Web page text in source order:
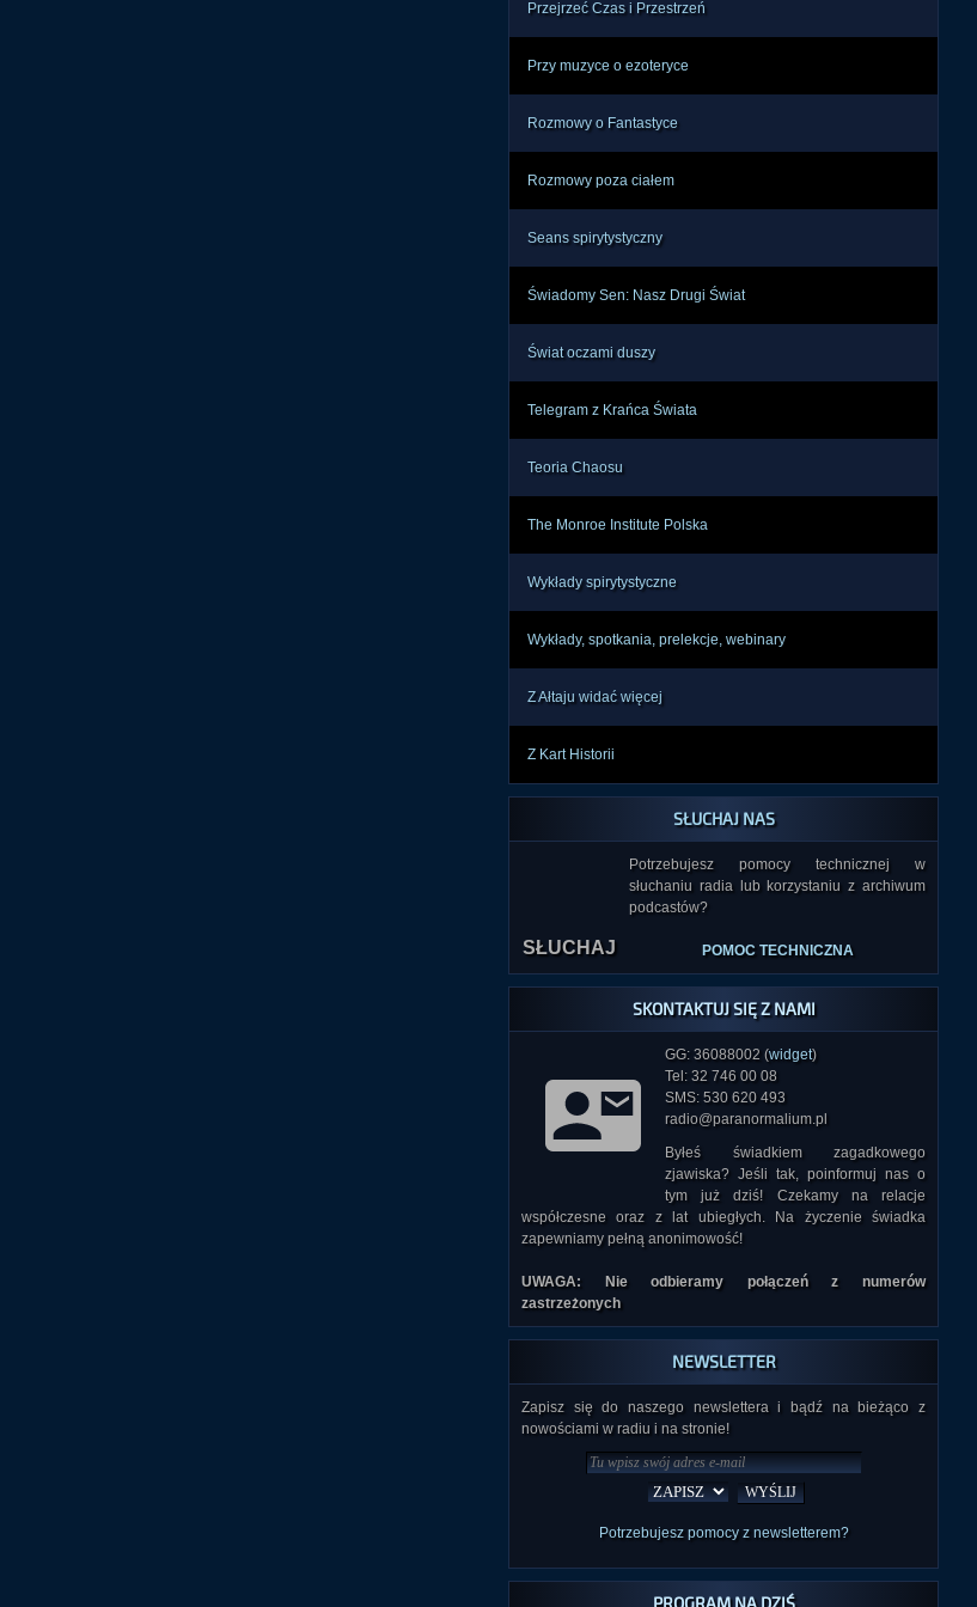
Przejrzeć Czas i Przestrzeń
Przy muzyce o ezoteryce
Rozmowy o Fantastyce
Rozmowy poza ciałem
Seans spirytystyczny
Świadomy Sen: Nasz Drugi Świat
Świat oczami duszy
Telegram z Krańca Świata
Teoria Chaosu
The Monroe Institute Polska
Wykłady spirytystyczne
Wykłady, spotkania, prelekcje, webinary
Z Ałtaju widać więcej
Z Kart Historii
SŁUCHAJ NAS
SŁUCHAJ
Potrzebujesz pomocy technicznej w
słuchaniu radia lub korzystaniu z archiwum
podcastów?
POMOC TECHNICZNA
SKONTAKTUJ SIĘ Z NAMI
GG: 36088002 (widget)
Tel: 32 746 00 08
SMS: 530 620 493
radio@paranormalium.pl
Byłeś świadkiem zagadkowego
zjawiska? Jeśli tak, poinformuj nas o
tym już dziś! Czekamy na relacje
współczesne oraz z lat ubiegłych. Na życzenie świadka
zapewniamy pełną anonimowość!
UWAGA: Nie odbieramy połączeń z numerów
zastrzeżonych
NEWSLETTER
Zapisz się do naszego newslettera i bądź na bieżąco z
nowościami w radiu i na stronie!
Potrzebujesz pomocy z newsletterem?
PROGRAM NA DZIŚ